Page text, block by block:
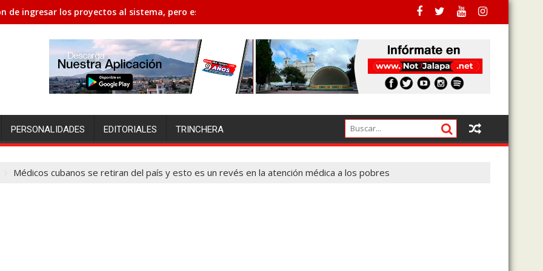
de ingresar los proyectos al sistema, pero están con poco tiempo para ejecutados
PERSONALIDADES EDITORIALES TRINCHERA
Médicos cubanos se retiran del país y esto es un revés en la atención médica a los pobres